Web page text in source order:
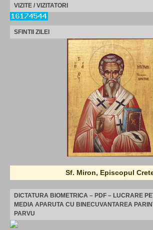
VIZITE / VIZITATORI
SFINTII ZILEI
Sf. Miron, Episcopul
DICTATURA BIOMETRICA – PDF – LUCRARE
MEDIA APARUTA CU BINECUVANTAREA
PARVU